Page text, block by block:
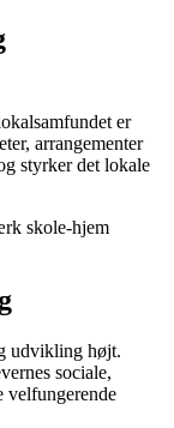
er
arrangementer
styrker det lokale
skole-hjem
udvikling højt.
sociale,
velfungerende